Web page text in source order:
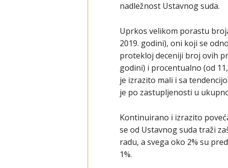
nadležnost Ustavnog suda.
Uprkos velikom porastu
2019. godini), oni koji se
protekloj deceniji broj ovih
godini) i procentualno (od
je izrazito mali i sa
je po zastupljenosti u
Kontinuirano i izrazito
se od Ustavnog suda traži
radu, a svega oko 2% su
1%.